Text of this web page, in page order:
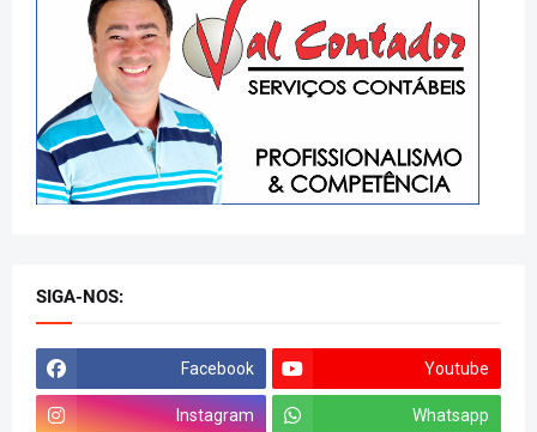
SIGA-NOS:
Facebook Youtube
Instagram Whatsapp